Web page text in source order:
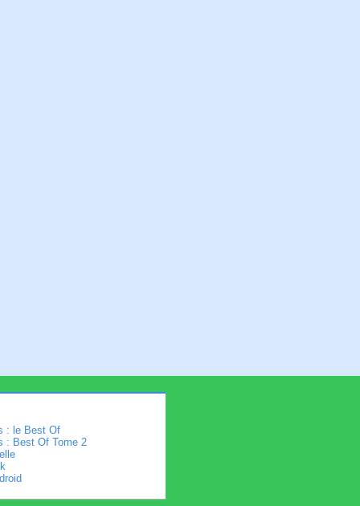
: le Best Of
: Best Of Tome 2